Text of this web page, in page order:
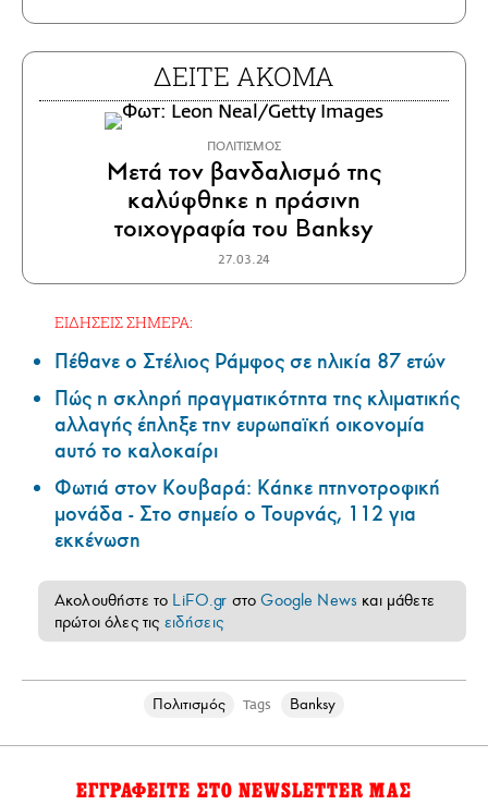
ΔΕΙΤΕ ΑΚΟΜΑ
ΠΟΛΙΤΙΣΜΟΣ
Μετά τον βανδαλισμό της
καλύφθηκε η πράσινη
τοιχογραφία του Banksy
27.03.24
ΕΙΔΗΣΕΙΣ ΣΗΜΕΡΑ:
Πέθανε ο Στέλιος Ράμφος σε ηλικία 87 ετών
Πώς η σκληρή πραγματικότητα της κλιματικής
αλλαγής έπληξε την ευρωπαϊκή οικονομία
αυτό το καλοκαίρι
Φωτιά στον Κουβαρά: Κάηκε πτηνοτροφική
μονάδα - Στο σημείο ο Τουρνάς, 112 για
εκκένωση
Ακολουθήστε το LiFO.gr στοGoogle News και μάθετε
πρώτοι όλες τις ειδήσεις
Πολιτισμός Tags Banksy
ΕΓΓΡΑΦΕΙΤΕ ΣΤΟ NEWSLETTER ΜΑΣ